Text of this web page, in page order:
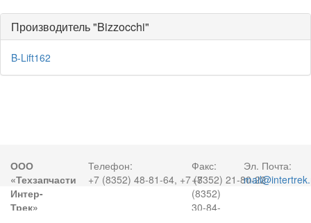
Производитель "Bizzocchi"
B-Lift162
ООО
«Техзапчасти
Интер-
Трек»
Телефон:
+7 (8352) 48-81-64, +7 (8352) 21-80-22
Факс:
+7
(8352)
30-84-
Эл. Почта: